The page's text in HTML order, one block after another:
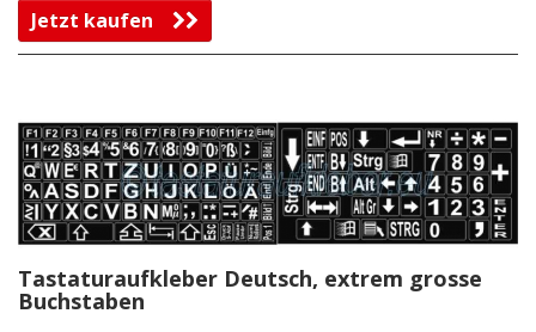
Jetzt kaufen
Tastaturaufkleber Deutsch, extrem grosse
Buchstaben